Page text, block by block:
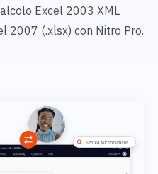
Excel 2003 XML
2007 (.xlsx) con Nitro Pro.